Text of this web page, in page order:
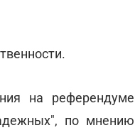
на референдуме
по мнению